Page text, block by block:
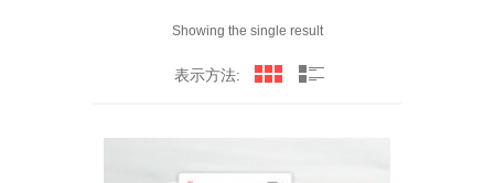
Showing the single result
表示方法: